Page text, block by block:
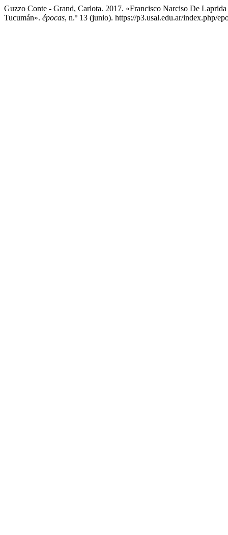
Guzzo Conte - Grand, Carlota. 2017. «Francisco Narciso De
Tucumán». épocas, n.º 13 (junio). https://p3.usal.edu.ar/index.php/